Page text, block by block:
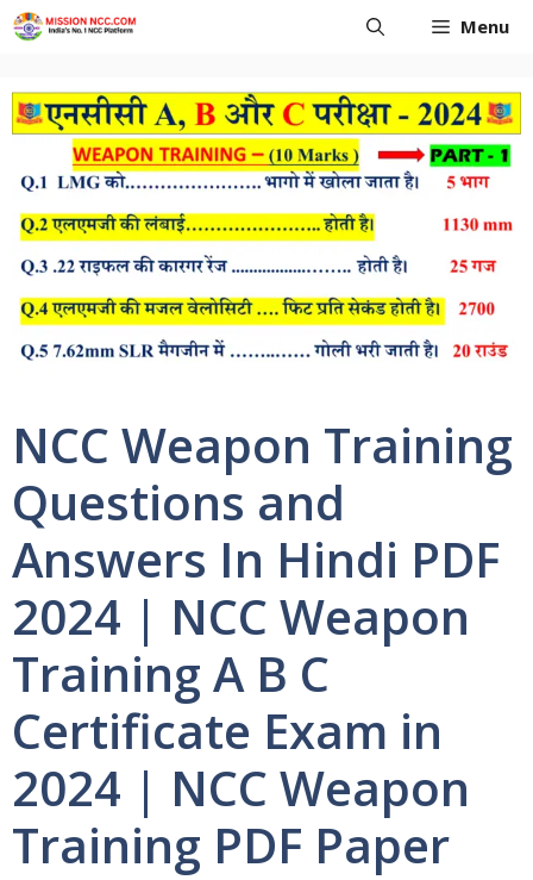
Skip
to
Menu
NCC Weapon Training
Questions and
Answers In Hindi PDF
2024 | NCC Weapon
Training A B C
Certificate Exam in
2024 | NCC Weapon
Training PDF Paper